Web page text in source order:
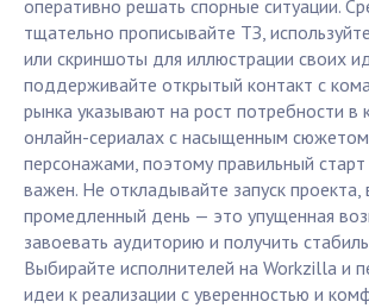
оперативно решать спорные ситуации.
тщательно прописывайте ТЗ,
или скриншоты для иллюстрации своих
поддерживайте открытый контакт с
рынка указывают на рост потребности в
онлайн-сериалах с насыщенным
персонажами, поэтому правильный
важен. Не откладывайте запуск
промедленный день — это упущенная
завоевать аудиторию и получить
Выбирайте исполнителей на Workzilla и
идеи к реализации с уверенностью и